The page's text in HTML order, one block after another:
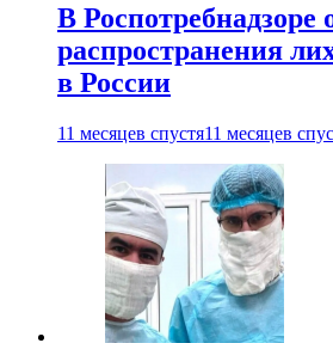
В Роспотребнадзоре
распространения
в России
11 месяцев спустя11 месяцев